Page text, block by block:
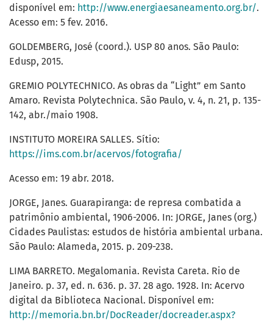
disponível em: http://www.energiaesaneamento.org.br/.
Acesso em: 5 fev. 2016.
GOLDEMBERG, José (coord.). USP 80 anos. São Paulo:
Edusp, 2015.
GREMIO POLYTECHNICO. As obras da “Light” em Santo
Amaro. Revista Polytechnica. São Paulo, v. 4, n. 21, p. 135-
142, abr./maio 1908.
INSTITUTO MOREIRA SALLES. Sítio:
https://ims.com.br/acervos/fotografia/
Acesso em: 19 abr. 2018.
JORGE, Janes. Guarapiranga: de represa combatida a
patrimônio ambiental, 1906-2006. In: JORGE, Janes (org.)
Cidades Paulistas: estudos de história ambiental urbana.
São Paulo: Alameda, 2015. p. 209-238.
LIMA BARRETO. Megalomania. Revista Careta. Rio de
Janeiro. p. 37, ed. n. 636. p. 37. 28 ago. 1928. In: Acervo
digital da Biblioteca Nacional. Disponível em:
http://memoria.bn.br/DocReader/docreader.aspx?